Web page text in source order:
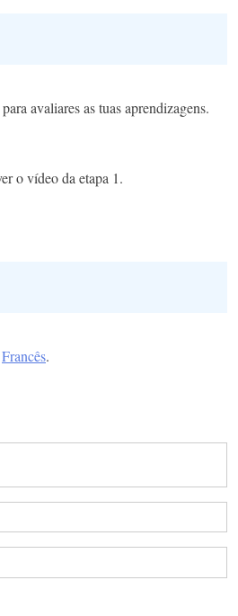
avaliares as tuas aprendizagens.
o vídeo da etapa 1.
Francês.